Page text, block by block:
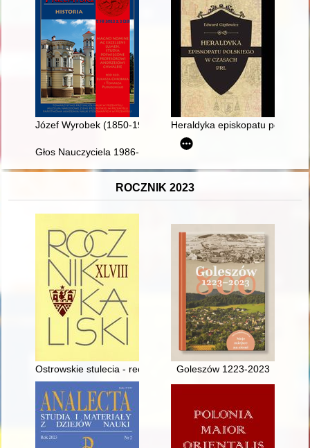
Józef Wyrobek (1850-1924) : przyczynek do biografii na
Heraldyka episkopatu
Głos Nauczyciela 1986-2015
ROCZNIK 2023
Ostrowskie stulecia - recenzja] Goleszów 1223-2023